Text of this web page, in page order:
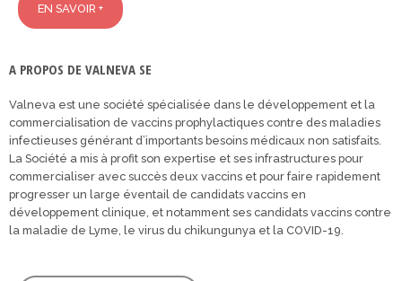
EN SAVOIR +
A PROPOS DE VALNEVA SE
Valneva est une société spécialisée dans le développement et la
commercialisation de vaccins prophylactiques contre des maladies
infectieuses générant d’importants besoins médicaux non satisfaits.
La Société a mis à profit son expertise et ses infrastructures pour
commercialiser avec succès deux vaccins et pour faire rapidement
progresser un large éventail de candidats vaccins en
développement clinique, et notamment ses candidats vaccins contre
la maladie de Lyme, le virus du chikungunya et la COVID-19.